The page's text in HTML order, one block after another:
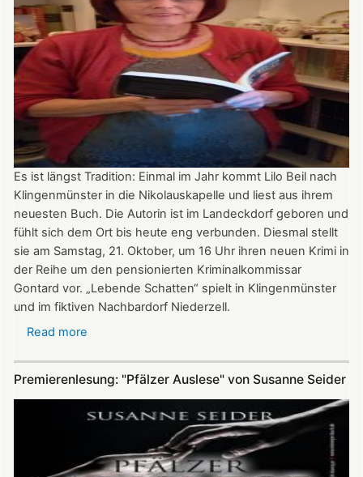
zur
neuen
Saison
Es ist längst Tradition: Einmal im Jahr kommt Lilo Beil nach
Klingenmünster in die Nikolauskapelle und liest aus ihrem
neuesten Buch. Die Autorin ist im Landeckdorf geboren und
fühlt sich dem Ort bis heute eng verbunden. Diesmal stellt
sie am Samstag, 21. Oktober, um 16 Uhr ihren neuen Krimi in
der Reihe um den pensionierten Kriminalkommissar
Gontard vor. „Lebende Schatten“ spielt in Klingenmünster
und im fiktiven Nachbardorf Niederzell.
Read more
-
in
Premierenlesung: "Pfälzer Auslese" von Susanne Seider